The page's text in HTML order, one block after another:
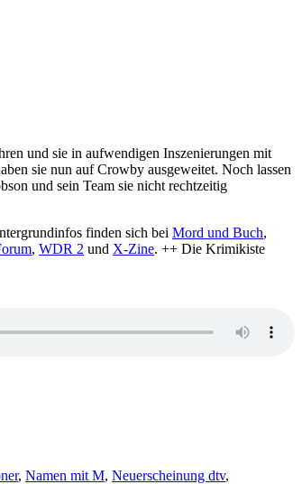
und sie in aufwendigen Inszenierungen mit
sie nun auf Crowby ausgeweitet. Noch lassen
und sein Team sie nicht rechtzeitig
finden sich bei Mord und Buch,
, WDR 2 und X-Zine. ++ Die Krimikiste
, Namen mit M, Neuerscheinung dtv,